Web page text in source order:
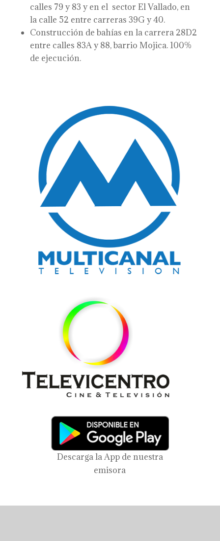
calles 79 y 83 y en el sector El Vallado, en
la calle 52 entre carreras 39G y 40.
Construcción de bahías en la carrera 28D2
entre calles 83A y 88, barrio Mojica. 100%
de ejecución.
Descarga la App de nuestra
emisora